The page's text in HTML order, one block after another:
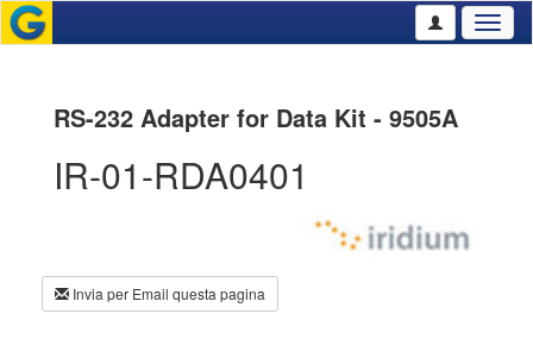
RS-232 Adapter for Data Kit - 9505A
IR-01-RDA0401
Invia per Email questa pagina